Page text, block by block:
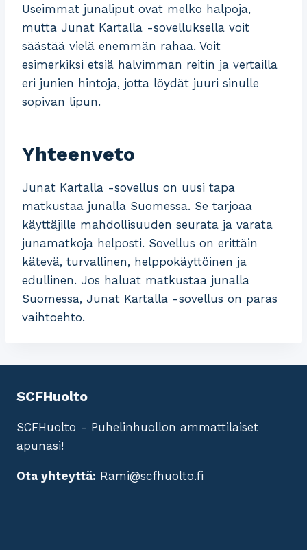
Useimmat junaliput ovat melko halpoja,
mutta Junat Kartalla -sovelluksella voit
säästää vielä enemmän rahaa. Voit
esimerkiksi etsiä halvimman reitin ja vertailla
eri junien hintoja, jotta löydät juuri sinulle
sopivan lipun.
Yhteenveto
Junat Kartalla -sovellus on uusi tapa
matkustaa junalla Suomessa. Se tarjoaa
käyttäjille mahdollisuuden seurata ja varata
junamatkoja helposti. Sovellus on erittäin
kätevä, turvallinen, helppokäyttöinen ja
edullinen. Jos haluat matkustaa junalla
Suomessa, Junat Kartalla -sovellus on paras
vaihtoehto.
SCFHuolto
SCFHuolto - Puhelinhuollon ammattilaiset
apunasi!
Ota yhteyttä: Rami@scfhuolto.fi